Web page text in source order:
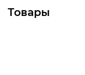
Товары